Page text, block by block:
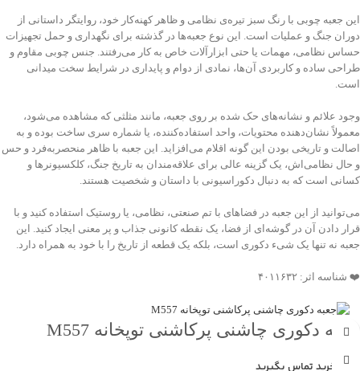
این جعبه چوبی با رنگ سبز تیره‌ی نظامی و ظاهر کهنه‌کار خود، روایتگر داستانی از
دوران جنگ و عملیات است. این نوع جعبه‌ها در گذشته برای نگهداری و حمل تجهیزات
حساس نظامی، مهمات یا حتی ابزارآلات خاص به کار می‌رفتند. جنس چوبی مقاوم و
طراحی ساده و کاربردی آن‌ها، نمادی از دوام و پایداری در شرایط سخت میدانی
است.
وجود علائم و نشانه‌های حک شده بر روی جعبه، مانند مثلثی که مشاهده می‌شود،
معمولاً نشان‌دهنده محتویات، واحد استفاده‌کننده، یا شماره سری ساخت بوده و به
اصالت و تاریخی بودن این گونه اقلام می‌افزاید. این جعبه با ظاهر منحصربه‌فرد و حس
و حال نظامی‌اش، یک گزینه عالی برای علاقه‌مندان به تاریخ جنگ، کلکسیونرها و
کسانی است که به دنبال دکوراسیونی با داستان و شخصیت هستند.
می‌توانید از این جعبه در فضاهای با تم صنعتی، نظامی، یا روستیک استفاده کنید و با
قرار دادن آن در گوشه‌ای از فضا، یک نقطه کانونی جذاب و پر معنی ایجاد کنید. این
جعبه نه تنها یک شیء دکوری است، بلکه یک قطعه از تاریخ را با خود به همراه دارد.
❤️ شناسه اثر: ۴۰۱۱۶۳۲
جعبه دکوری چاشنی پرکاشنی توپخانه M557
جهت خرید تماس بگیرید